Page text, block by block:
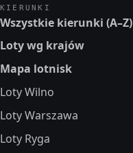
KIERUNKI
Wszystkie kierunki (A–Z)
Loty wg krajów
Mapa lotnisk
Loty Wilno
Loty Warszawa
Loty Ryga